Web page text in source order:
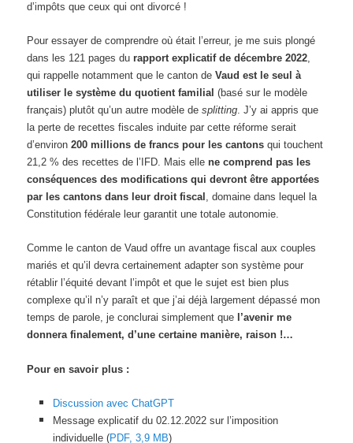
d’impôts que ceux qui ont divorcé !
Pour essayer de comprendre où était l’erreur, je me suis plongé
dans les 121 pages durapport explicatif de décembre 2022,
qui rappelle notamment que le canton deVaud est le seul à
utiliser le système du quotient familial (basé sur le modèle
français) plutôt qu’un autre modèle desplitting. J’y ai appris que
la perte de recettes fiscales induite par cette réforme serait
d’environ200 millions de francs pour les cantons qui touchent
21,2 % des recettes de l’IFD. Mais ellene comprend pas les
conséquences des modifications qui devront être apportées
par les cantons dans leur droit fiscal , domaine dans lequel la
Constitution fédérale leur garantit une totale autonomie.
Comme le canton de Vaud offre un avantage fiscal aux couples
mariés et qu’il devra certainement adapter son système pour
rétablir l’équité devant l’impôt et que le sujet est bien plus
complexe qu’il n’y paraît et que j’ai déjà largement dépassé mon
temps de parole, je conclurai simplement que l’avenir me
donnera finalement, d’une certaine manière, raison !…
Pour en savoir plus :
Discussion avec ChatGPT
Message explicatif du 02.12.2022 sur l’imposition
individuelle (PDF, 3,9 MB)